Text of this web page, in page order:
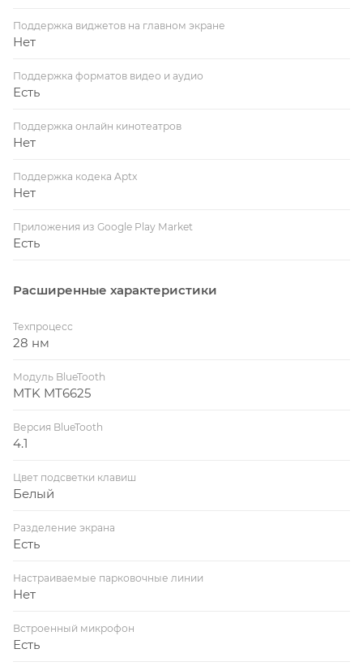
Поддержка виджетов на главном экране
Нет
Поддержка форматов видео и аудио
Есть
Поддержка онлайн кинотеатров
Нет
Поддержка кодека Aptx
Нет
Приложения из Google Play Market
Есть
Расширенные характеристики
Техпроцесс
28 нм
Модуль BlueTooth
MTK MT6625
Версия BlueTooth
4.1
Цвет подсветки клавиш
Белый
Разделение экрана
Есть
Настраиваемые парковочные линии
Нет
Встроенный микрофон
Есть